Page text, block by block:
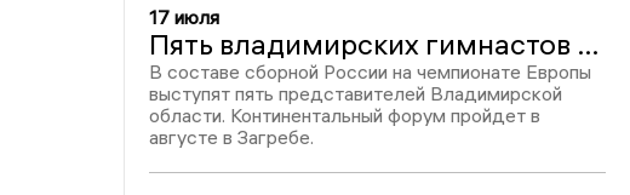
17 июля
Пять владимирских гимнастов выступят на Чемпионате Европы
В составе сборной России на чемпионате Европы
выступят пять представителей Владимирской
области. Континентальный форум пройдет в
августе в Загребе.